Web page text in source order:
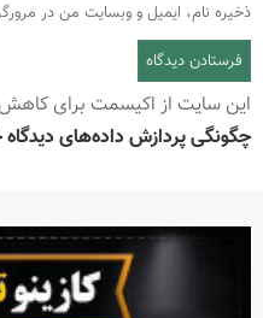
ذخیره نام، ایمیل و وبسایت من در
این سایت از اکیسمت برای
چگونگی پردازش داده‌های دیدگاه